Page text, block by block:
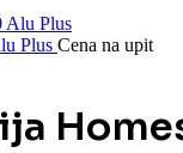
Plus Cena na upit